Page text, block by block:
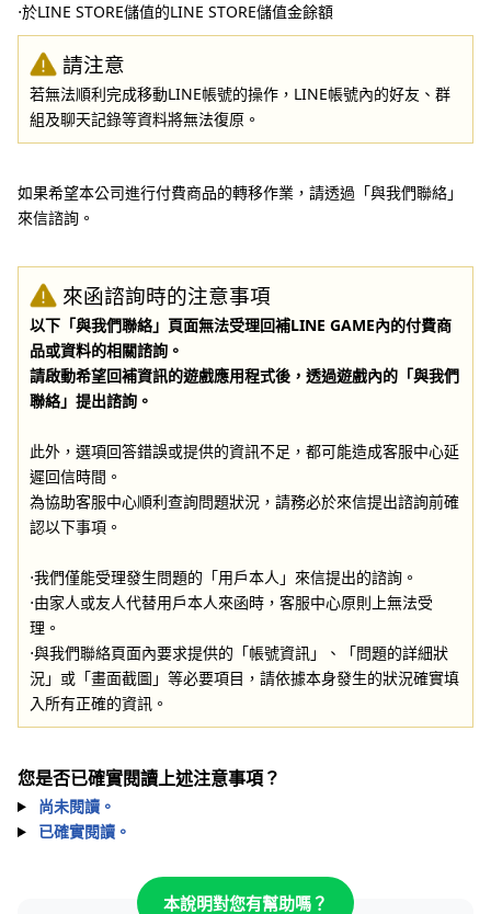
⋅於LINE STORE儲值的LINE STORE儲值金餘額
請注意
若無法順利完成移動LINE帳號的操作，LINE帳號內的好友、群
組及聊天記錄等資料將無法復原。
如果希望本公司進行付費商品的轉移作業，請透過「與我們聯絡」
來信諮詢。
來函諮詢時的注意事項
以下「與我們聯絡」頁面無法受理回補LINE GAME內的付費商
品或資料的相關諮詢。
請啟動希望回補資訊的遊戲應用程式後，透過遊戲內的「與我們
聯絡」提出諮詢。
此外，選項回答錯誤或提供的資訊不足，都可能造成客服中心延
遲回信時間。
為協助客服中心順利查詢問題狀況，請務必於來信提出諮詢前確
認以下事項。
⋅我們僅能受理發生問題的「用戶本人」來信提出的諮詢。
⋅由家人或友人代替用戶本人來函時，客服中心原則上無法受
理。
⋅與我們聯絡頁面內要求提供的「帳號資訊」、「問題的詳細狀
況」或「畫面截圖」等必要項目，請依據本身發生的狀況確實填
入所有正確的資訊。
您是否已確實閱讀上述注意事項？
尚未閱讀。
已確實閱讀。
本說明對您有幫助嗎？